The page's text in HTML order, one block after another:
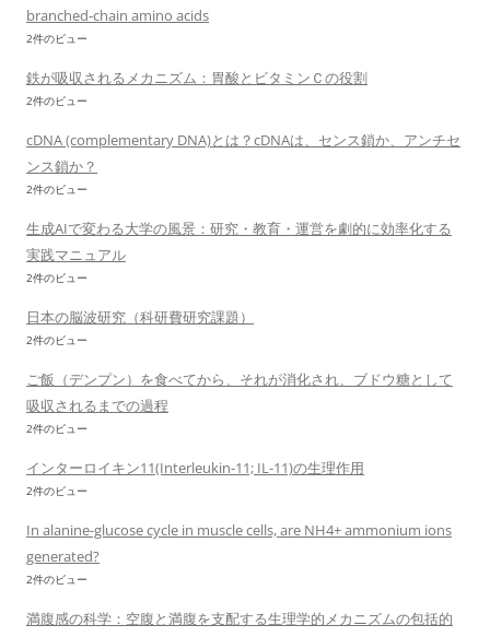
branched-chain amino acids
2件のビュー
鉄が吸収されるメカニズム：胃酸とビタミンＣの役割
2件のビュー
cDNA (complementary DNA)とは？cDNAは、センス鎖か、アンチセ
ンス鎖か？
2件のビュー
生成AIで変わる大学の風景：研究・教育・運営を劇的に効率化する
実践マニュアル
2件のビュー
日本の脳波研究（科研費研究課題）
2件のビュー
ご飯（デンプン）を食べてから、それが消化され、ブドウ糖として
吸収されるまでの過程
2件のビュー
インターロイキン11(Interleukin-11; IL-11)の生理作用
2件のビュー
In alanine-glucose cycle in muscle cells, are NH4+ ammonium ions
generated?
2件のビュー
満腹感の科学：空腹と満腹を支配する生理学的メカニズムの包括的